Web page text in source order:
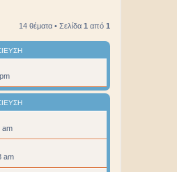
14 θέματα • Σελίδα 1 από 1
am
am